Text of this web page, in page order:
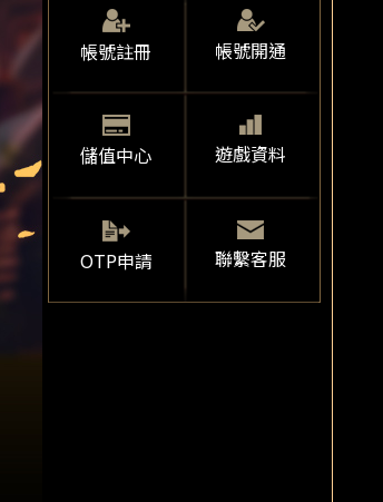
帳號註冊 帳號開通
儲值中心 遊戲資料
OTP申請 聯繫客服